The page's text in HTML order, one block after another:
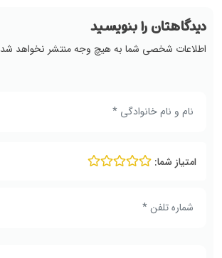
دیدگاهتان را بنویسید
اطلاعات شخصی شما به هیچ وجه منتشر نخواهد شد
امتیاز شما: